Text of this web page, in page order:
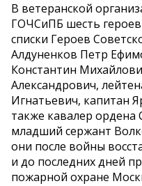
В ветеранской
ГОЧСиПБ шесть
списки Героев
Алдуненков Петр
Константин
Александрович,
Игнатьевич, капитан
также кавалер ордена
младший сержант
они после войны
и до последних дней
пожарной охране